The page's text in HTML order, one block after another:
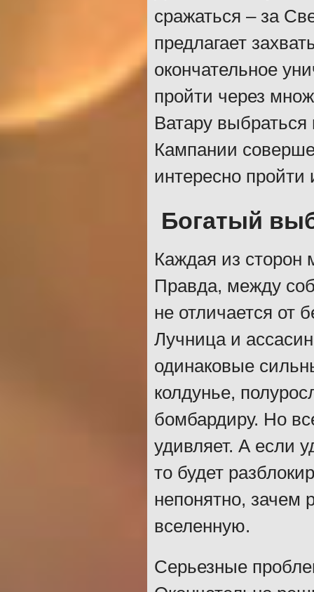
сражаться – за
предлагает
окончательное
пройти через
Ватару выбраться
Кампании
интересно пройти
Богатый
Каждая из сторон
Правда, между
не отличается от
Лучница и
одинаковые
колдунье,
бомбардиру. Но
удивляет. А если
то будет
непонятно, зачем
вселенную.
Серьезные